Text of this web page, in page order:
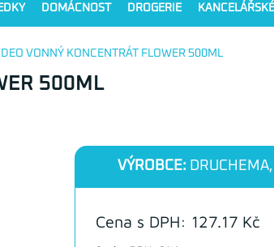
DOMÁCNOST DROGERIE
VONNÝ KONCENTRÁT FLOWER 500ML
500ML
VÝROBCE:
Cena s DPH: 127.17 Kč